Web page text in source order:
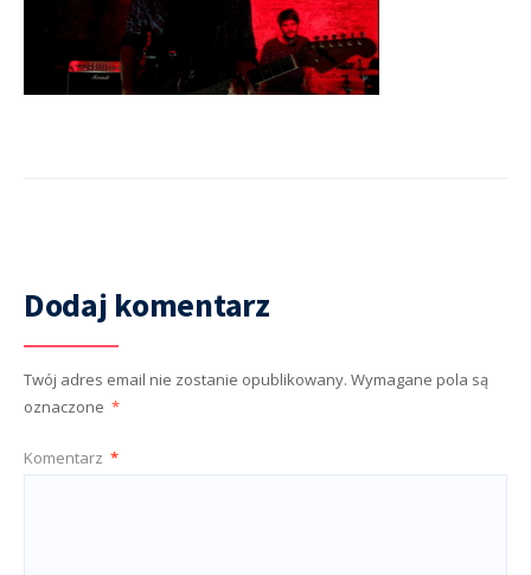
Dodaj komentarz
Twój adres email nie zostanie opublikowany. Wymagane pola są
oznaczone *
Komentarz *